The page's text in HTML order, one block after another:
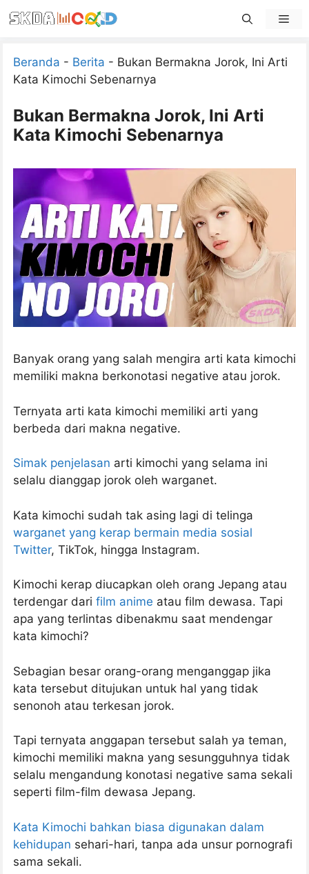
to
Beranda - Berita - Bukan Bermakna Jorok, Ini Arti
Kata Kimochi Sebenarnya
Bukan Bermakna Jorok, Ini Arti
Kata Kimochi Sebenarnya
Banyak orang yang salah mengira arti kata kimochi
memiliki makna berkonotasi negative atau jorok.
Ternyata arti kata kimochi memiliki arti yang
berbeda dari makna negative.
Simak penjelasan arti kimochi yang selama ini
selalu dianggap jorok oleh warganet.
Kata kimochi sudah tak asing lagi di telinga
warganet yang kerap bermain media sosial
Twitter, TikTok, hingga Instagram.
Kimochi kerap diucapkan oleh orang Jepang atau
terdengar dari film anime atau film dewasa. Tapi
apa yang terlintas dibenakmu saat mendengar
kata kimochi?
Sebagian besar orang-orang menganggap jika
kata tersebut ditujukan untuk hal yang tidak
senonoh atau terkesan jorok.
Tapi ternyata anggapan tersebut salah ya teman,
kimochi memiliki makna yang sesungguhnya tidak
selalu mengandung konotasi negative sama sekali
seperti film-film dewasa Jepang.
Kata Kimochi bahkan biasa digunakan dalam
kehidupan sehari-hari, tanpa ada unsur pornografi
sama sekali.